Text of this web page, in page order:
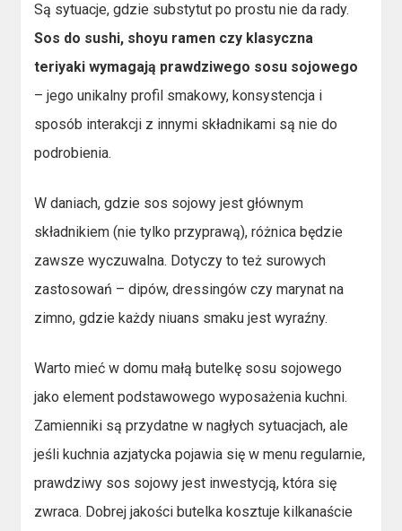
Są sytuacje, gdzie substytut po prostu nie da rady.
Sos do sushi, shoyu ramen czy klasyczna
teriyaki wymagają prawdziwego sosu sojowego
– jego unikalny profil smakowy, konsystencja i
sposób interakcji z innymi składnikami są nie do
podrobienia.
W daniach, gdzie sos sojowy jest głównym
składnikiem (nie tylko przyprawą), różnica będzie
zawsze wyczuwalna. Dotyczy to też surowych
zastosowań – dipów, dressingów czy marynat na
zimno, gdzie każdy niuans smaku jest wyraźny.
Warto mieć w domu małą butelkę sosu sojowego
jako element podstawowego wyposażenia kuchni.
Zamienniki są przydatne w nagłych sytuacjach, ale
jeśli kuchnia azjatycka pojawia się w menu regularnie,
prawdziwy sos sojowy jest inwestycją, która się
zwraca. Dobrej jakości butelka kosztuje kilkanaście